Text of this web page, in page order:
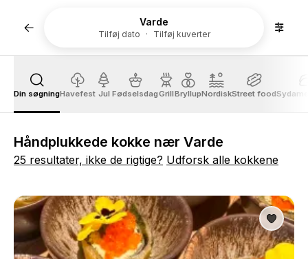
Varde
Tilføj dato Tilføj kuverter
Din søgningHavefest Jul FødselsdagGrillBryllupNordiskStreet food
Håndplukkede kokke nær Varde
25 resultater, ikke de rigtige? Udforsk alle kokkene